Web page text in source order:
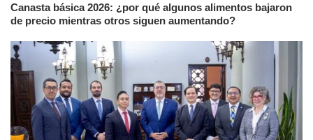
Canasta básica 2026: ¿por qué algunos alimentos bajaron
de precio mientras otros siguen aumentando?